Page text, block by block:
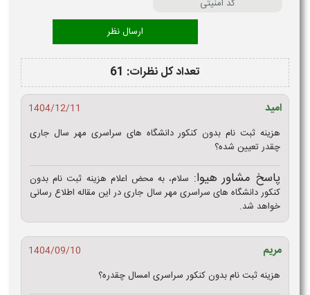
تعداد کل نظرات: 61
امید
1404/12/11
هزینه ثبت نام بدون کنکور دانشگاه های سراسری مهر سال جاری
چقدر تعیین شده؟
پاسخ مشاور هیوا: سلام، به محض اعلام هزینه ثبت نام بدون
کنکور دانشگاه های سراسری مهر سال جاری در این مقاله اطلاع رسانی
خواهد شد.
مریم
1404/09/10
هزینه ثبت نام بدون کنکور سراسری امسال چقدره؟